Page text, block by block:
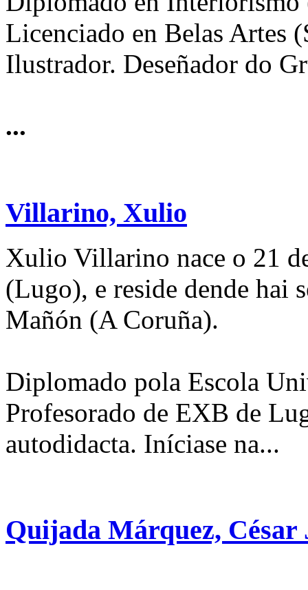
Licenciado en Belas Artes
Ilustrador. Deseñador do
...
Villarino, Xulio
Xulio Villarino nace o 21
(Lugo), e reside dende hai
Mañón (A Coruña).
Diplomado pola Escola
Profesorado de EXB de
autodidacta. Iníciase na...
Quijada Márquez, César